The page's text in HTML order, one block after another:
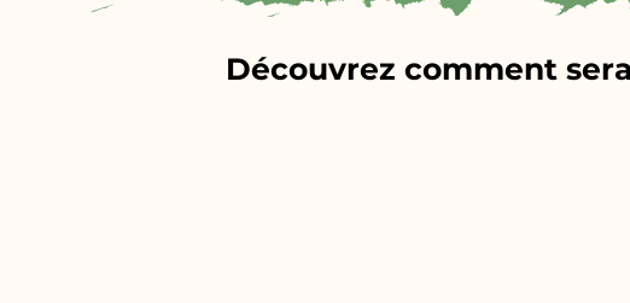
Découvrez comment